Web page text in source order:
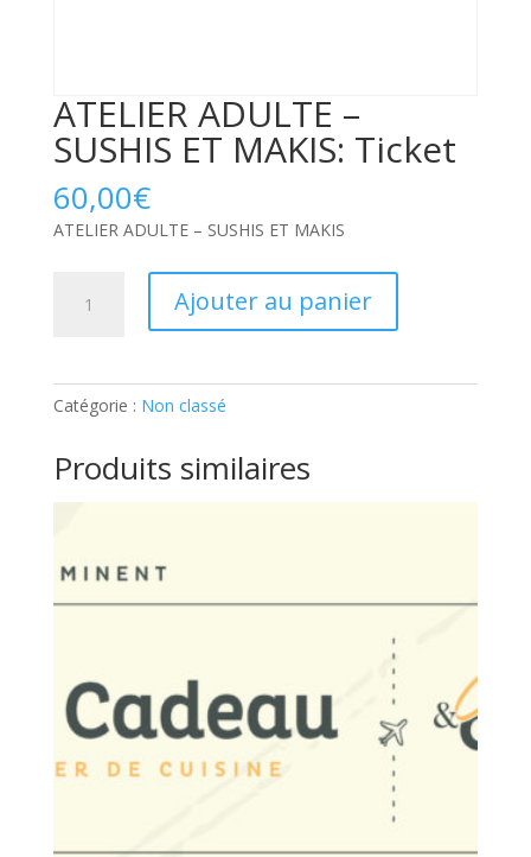
ATELIER ADULTE –
SUSHIS ET MAKIS: Ticket
60,00€
ATELIER ADULTE – SUSHIS ET MAKIS
SUSHIS
MAKIS:
Ticket
Ajouter au panier
Catégorie : Non classé
Produits similaires